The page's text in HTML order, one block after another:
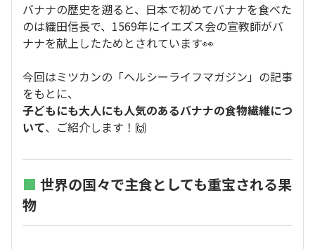
バナナの歴史を遡ると、日本で初めてバナナを食べた
のは織田信長で、1569年にイエズス会の宣教師がバ
ナナを献上したためとされています👀
今回はミツカンの「ヘルシーライフマガジン」の記事
をもとに、
子どもにも大人にも人気のあるバナナの食物繊維につ
いて、ご紹介します！🙌
■ 世界の国々で主食としても重宝される果
物